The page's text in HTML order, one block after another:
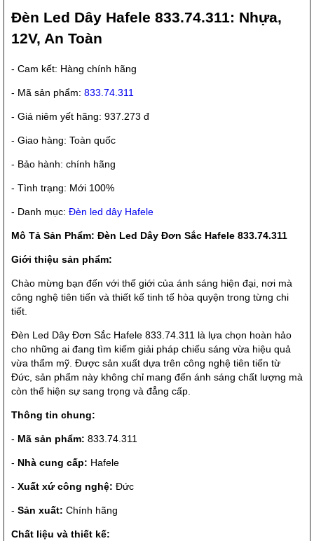
Đèn Led Dây Hafele 833.74.311: Nhựa,
12V, An Toàn
- Cam kết: Hàng chính hãng
- Mã sản phẩm: 833.74.311
- Giá niêm yết hãng: 937.273 đ
- Giao hàng: Toàn quốc
- Bảo hành: chính hãng
- Tình trạng: Mới 100%
- Danh mục: Đèn led dây Hafele
Mô Tả Sản Phẩm: Đèn Led Dây Đơn Sắc Hafele 833.74.311
Giới thiệu sản phẩm:
Chào mừng bạn đến với thế giới của ánh sáng hiện đại, nơi mà
công nghệ tiên tiến và thiết kế tinh tế hòa quyện trong từng chi
tiết.
Đèn Led Dây Đơn Sắc Hafele 833.74.311 là lựa chọn hoàn hảo
cho những ai đang tìm kiếm giải pháp chiếu sáng vừa hiệu quả
vừa thẩm mỹ. Được sản xuất dựa trên công nghệ tiên tiến từ
Đức, sản phẩm này không chỉ mang đến ánh sáng chất lượng mà
còn thể hiện sự sang trọng và đẳng cấp.
Thông tin chung:
- Mã sản phẩm: 833.74.311
- Nhà cung cấp: Hafele
- Xuất xứ công nghệ: Đức
- Sản xuất: Chính hãng
Chất liệu và thiết kế: